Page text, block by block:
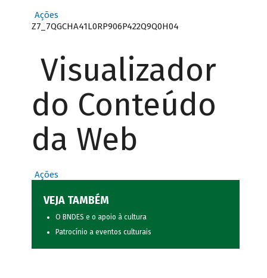
Ações
Z7_7QGCHA41L0RP906P422Q9Q0H04
Visualizador
do Conteúdo
da Web
Ações
VEJA TAMBÉM
O BNDES e o apoio à cultura
Patrocínio a eventos culturais